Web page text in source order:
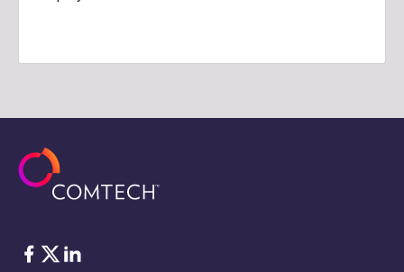
Facebook
Twitter
LinkedIn